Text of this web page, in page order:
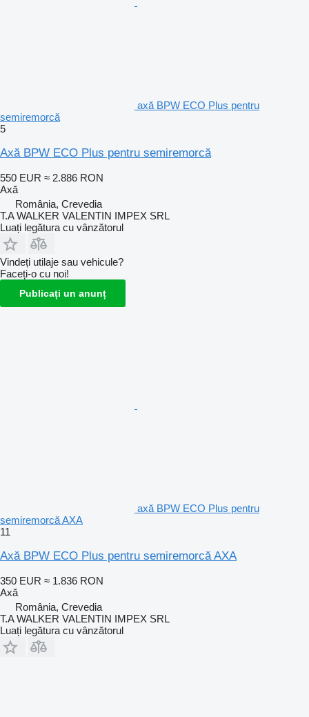
axă BPW ECO Plus pentru
semiremorcă
5
Axă BPW ECO Plus pentru semiremorcă
550 EUR ≈ 2.886 RON
Axă
România, Crevedia
T.A WALKER VALENTIN IMPEX SRL
Luați legătura cu vânzătorul
Vindeți utilaje sau vehicule?
Faceți-o cu noi!
Publicați un anunț
axă BPW ECO Plus pentru
semiremorcă AXA
11
Axă BPW ECO Plus pentru semiremorcă AXA
350 EUR ≈ 1.836 RON
Axă
România, Crevedia
T.A WALKER VALENTIN IMPEX SRL
Luați legătura cu vânzătorul